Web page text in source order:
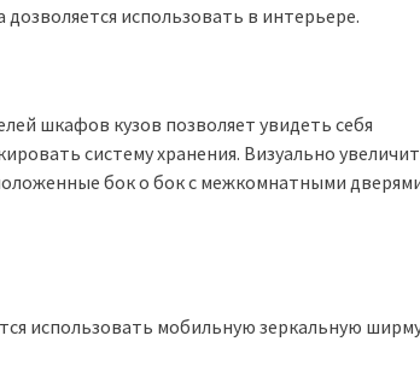
дозволяется использовать в интерьере.
шкафов кузов позволяет увидеть себя
систему хранения. Визуально
бок о бок с межкомнатными
использовать мобильную зеркальную